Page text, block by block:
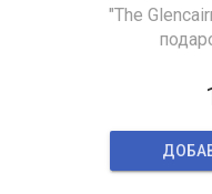
"The